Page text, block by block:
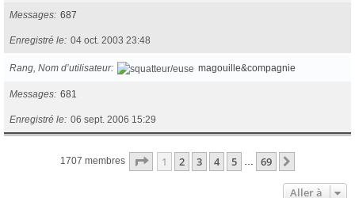
Messages 687
Enregistré le 04 oct. 2003 23:48
Rang, Nom d’utilisateur magouille&compagnie
Messages 681
Enregistré le 06 sept. 2006 15:29
1707 membres Page 1sur69
1 2 3 4 5 69
Aller à